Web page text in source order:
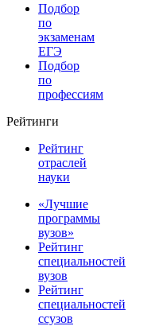
Подбор
по
экзаменам
ЕГЭ
Подбор
по
профессиям
Рейтинги
Рейтинг
отраслей
науки
«Лучшие
программы
вузов»
Рейтинг
специальностей
вузов
Рейтинг
специальностей
ссузов